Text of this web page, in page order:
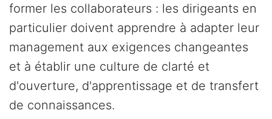
former les collaborateurs : les dirigeants en
particulier doivent apprendre à adapter leur
management aux exigences changeantes
et à établir une culture de clarté et
d'ouverture, d'apprentissage et de transfert
de connaissances.